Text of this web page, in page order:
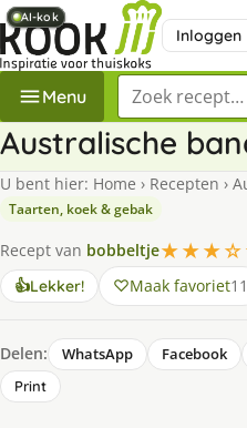
Inloggen
Menu Zoek een recept
Australische
U bent hier: Home › Recepten ›
Taarten, koek & gebak
Recept van bobbeltje
👍Lekker! Maak favoriet11
Delen: WhatsApp Facebook
Print
AI-kok
AI-kok
AI-kok
AI-kok